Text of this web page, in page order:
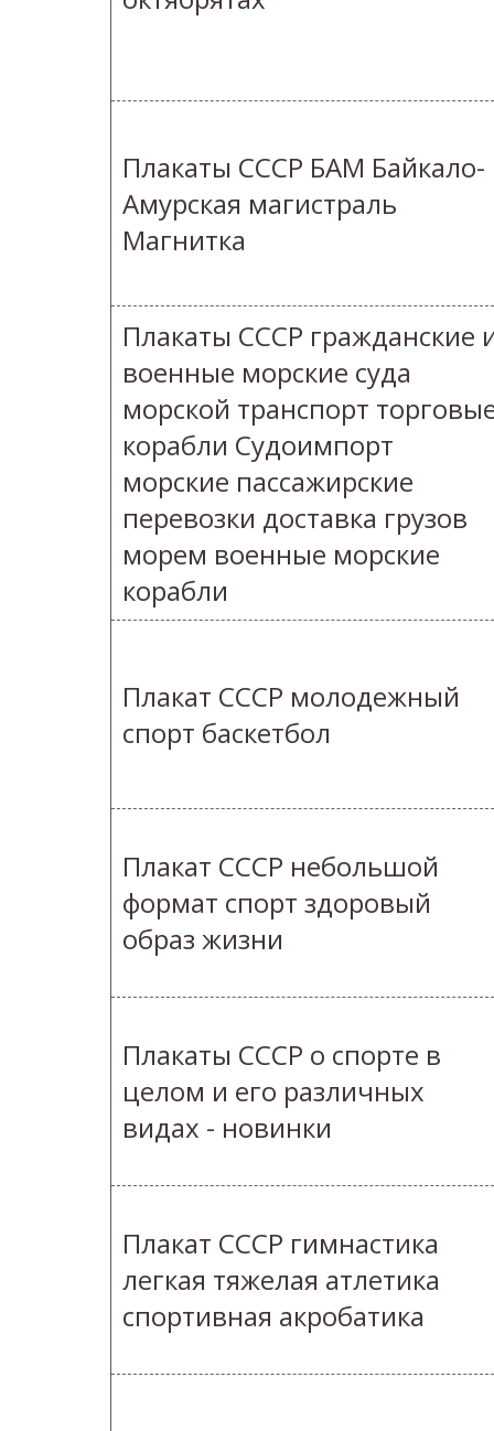
Плакаты СССР БАМ Байкало-
Амурская магистраль
Магнитка
Плакаты СССР гражданские
военные морские суда
морской транспорт
корабли Судоимпорт
морские пассажирские
перевозки доставка грузов
морем военные морские
корабли
Плакат СССР молодежный
спорт баскетбол
Плакат СССР небольшой
формат спорт здоровый
образ жизни
Плакаты СССР о спорте в
целом и его различных
видах - новинки
Плакат СССР гимнастика
легкая тяжелая атлетика
спортивная акробатика